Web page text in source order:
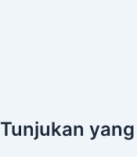
Tunjukan